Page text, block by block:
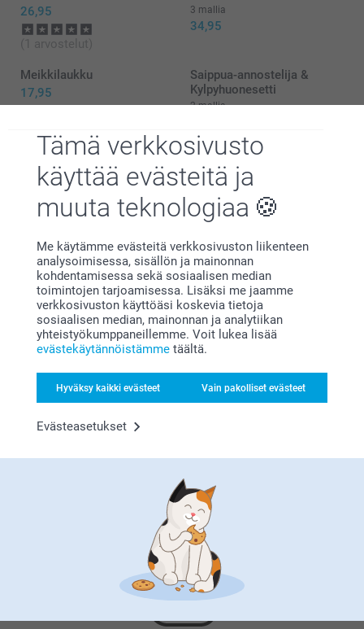
Tämä verkkosivusto
käyttää evästeitä ja
muuta teknologiaa
Me käytämme evästeitä verkkosivuston liikenteen
analysoimisessa, sisällön ja mainonnan
kohdentamisessa sekä sosiaalisen median
toimintojen tarjoamisessa. Lisäksi me jaamme
verkkosivuston käyttöäsi koskevia tietoja
sosiaalisen median, mainonnan ja analytiikan
yhteistyökumppaneillemme. Voit lukea lisää
evästekäytännöistämme täältä.
Hyväksy kaikki evästeet Vain pakolliset evästeet
Evästeasetukset
toilettilaukku oli juuri toiveidesi mukainen. 👍🏻
Lämpimin terveisin,
Miia @smartphoto
26,95
(1 arvostelut)
3 mallia
34,95
Meikkilaukku
17,95
Saippua-annostelija &
Kylpyhuonesetti
2 mallia
Miksismartphoto?
Tyytyväisyystakuu
Bonusta kaikista tilauksista